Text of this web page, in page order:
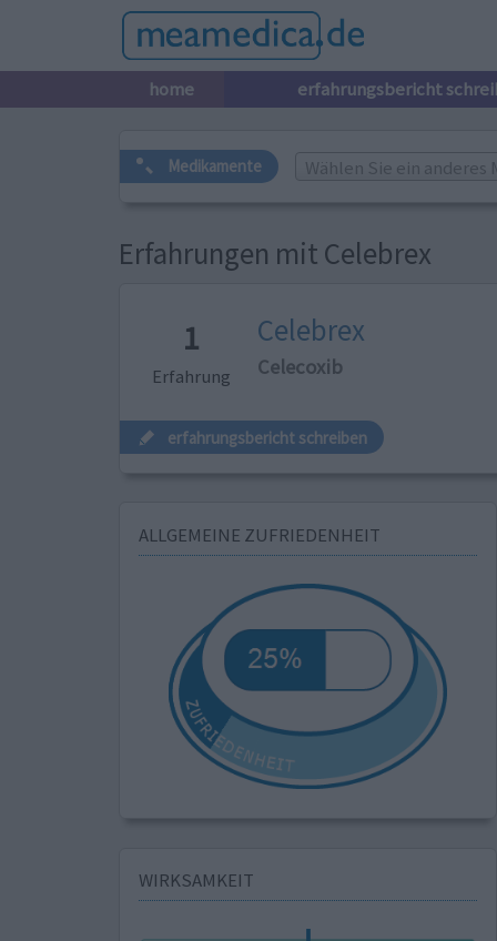
home erfahrungsbericht
Medikamente Wählen Sie ein anderes
Erfahrungen mit Celebrex
1
Erfahrung
Celebrex
Celecoxib
erfahrungsbericht schreiben
ALLGEMEINE ZUFRIEDENHEIT
WIRKSAMKEIT